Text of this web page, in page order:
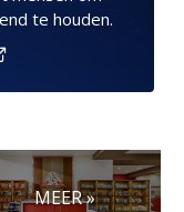
te houden.
MEER »